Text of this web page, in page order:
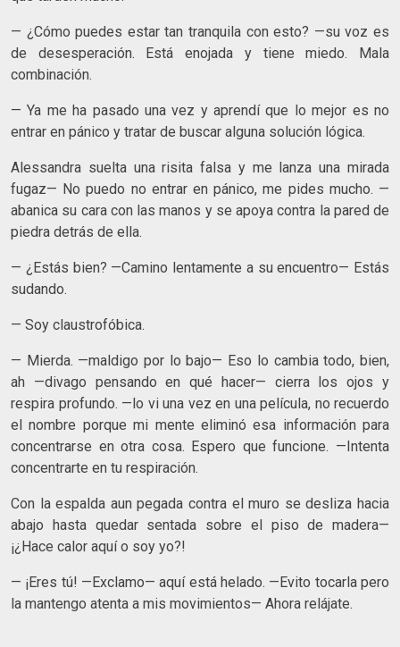
— ¿Cómo puedes estar tan tranquila con esto? —su voz es
de desesperación. Está enojada y tiene miedo. Mala
combinación.
— Ya me ha pasado una vez y aprendí que lo mejor es no
entrar en pánico y tratar de buscar alguna solución lógica.
Alessandra suelta una risita falsa y me lanza una mirada
fugaz— No puedo no entrar en pánico, me pides mucho. —
abanica su cara con las manos y se apoya contra la pared de
piedra detrás de ella.
— ¿Estás bien? —Camino lentamente a su encuentro— Estás
sudando.
— Soy claustrofóbica.
— Mierda. —maldigo por lo bajo— Eso lo cambia todo, bien,
ah —divago pensando en qué hacer— cierra los ojos y
respira profundo. —lo vi una vez en una película, no recuerdo
el nombre porque mi mente eliminó esa información para
concentrarse en otra cosa. Espero que funcione. —Intenta
concentrarte en tu respiración.
Con la espalda aun pegada contra el muro se desliza hacia
abajo hasta quedar sentada sobre el piso de madera—
¡¿Hace calor aquí o soy yo?!
— ¡Eres tú! —Exclamo— aquí está helado. —Evito tocarla pero
la mantengo atenta a mis movimientos— Ahora relájate.